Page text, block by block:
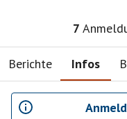
7
Berichte Infos